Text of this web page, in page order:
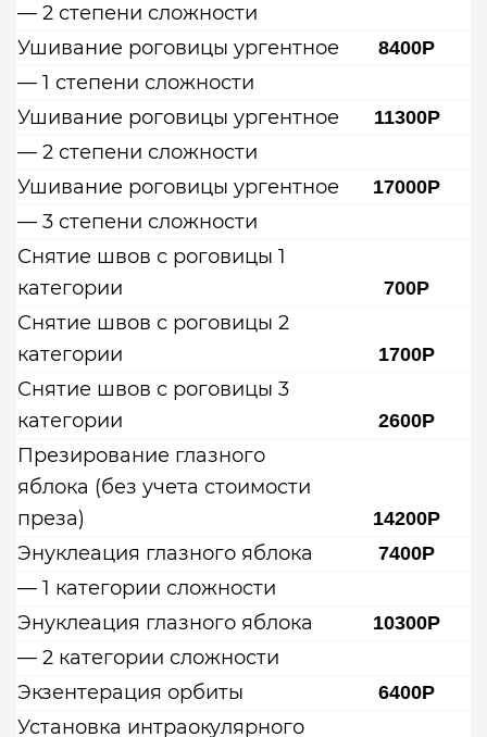
— 2 степени сложности
Ушивание роговицы ургентное
8400Р
— 1 степени сложности
Ушивание роговицы ургентное
11300Р
— 2 степени сложности
Ушивание роговицы ургентное
17000Р
— 3 степени сложности
Снятие швов с роговицы 1
категории
700Р
Снятие швов с роговицы 2
категории
1700Р
Снятие швов с роговицы 3
категории
2600Р
Презирование глазного
яблока (без учета стоимости
преза)
14200Р
Энуклеация глазного яблока 7400Р
— 1 категории сложности
Энуклеация глазного яблока
10300Р
— 2 категории сложности
Экзентерация орбиты
6400Р
Установка интраокулярного